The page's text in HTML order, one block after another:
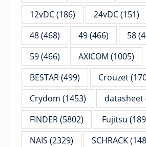
12vDC(186) 24vDC(151)
48(468) 49(466) 58
59(466) AXICOM (1005)
BESTAR(499) Crouzet
Crydom (1453) datasheet
FINDER(5802) Fujitsu
NAIS (2329) SCHRACK